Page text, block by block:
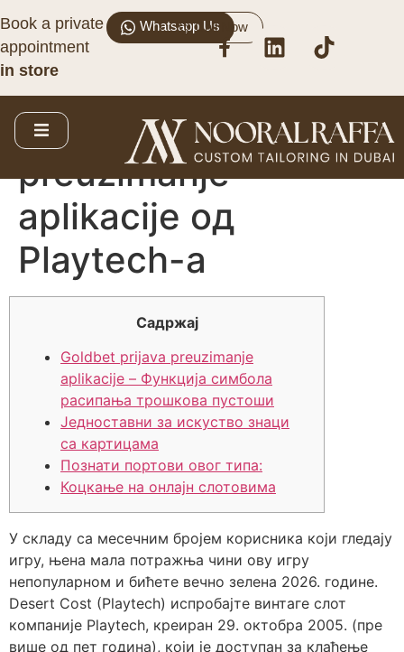
Book a private
appointment
in store
Whatsapp UsCall Now
Слот машина
Wasteland Benefits
goldbet prijava
preuzimanje
aplikacije од
Playtech-а
Садржај
Goldbet prijava preuzimanje
aplikacije – Функција симбола
расипања трошкова пустоши
Једноставни за искуство знаци
са картицама
Познати портови овог типа:
Коцкање на онлајн слотовима
У складу са месечним бројем корисника који гледају
игру, њена мала потражња чини ову игру
непопуларном и бићете вечно зелена 2026. године.
Desert Cost (Playtech) испробајте винтаге слот
компаније Playtech, креиран 29. октобра 2005. (пре
више од пет година), који је доступан за клађење